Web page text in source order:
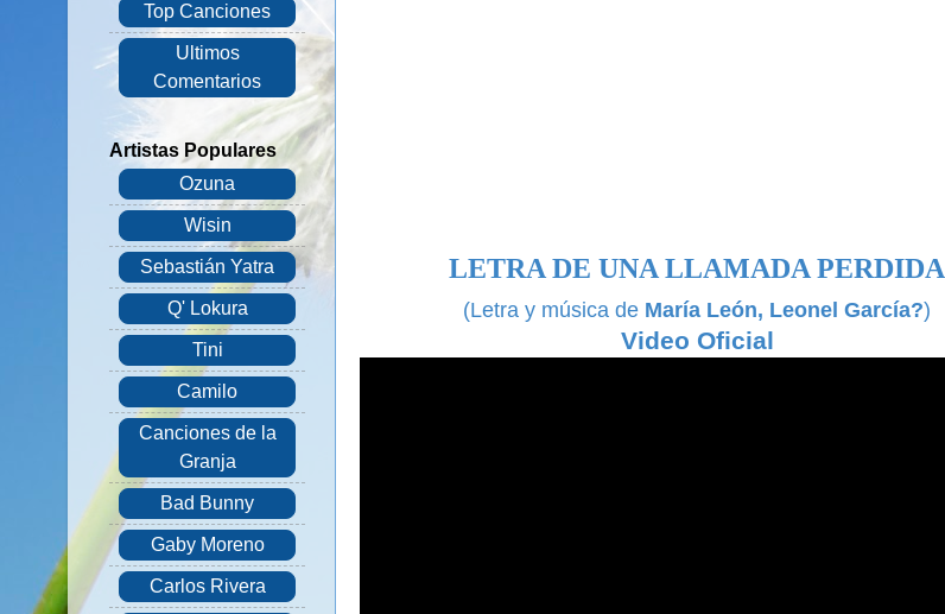
LETRA DE UNA LLAMADA PERDIDA
(Letra y música de María León, Leonel García?)
Video Oficial
Top Canciones
Ultimos
Comentarios
Artistas Populares
Ozuna
Wisin
Sebastián Yatra
Q' Lokura
Tini
Camilo
Canciones de la
Granja
Bad Bunny
Gaby Moreno
Carlos Rivera